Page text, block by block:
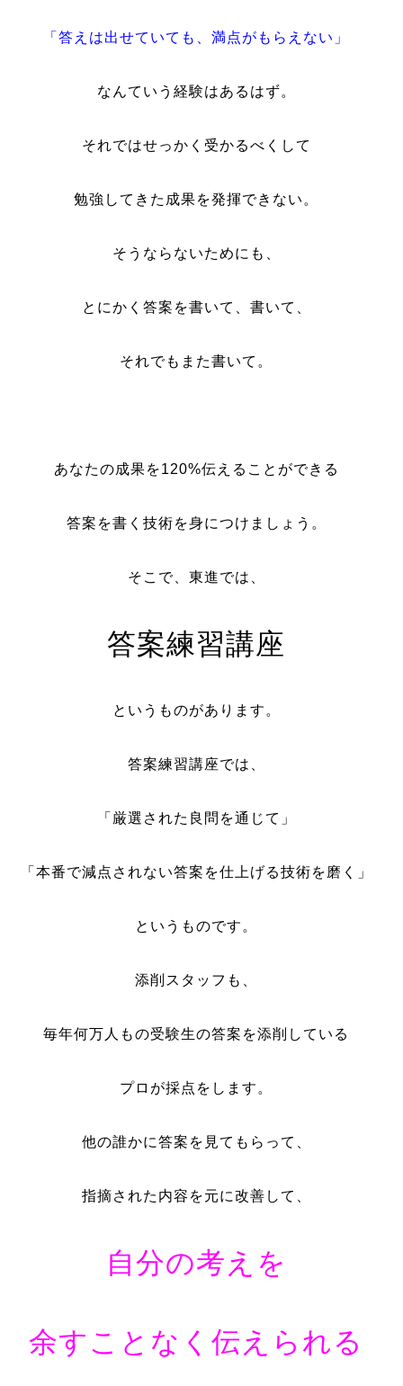
「答えは出せていても、満点がもらえない」
なんていう経験はあるはず。
それではせっかく受かるべくして
勉強してきた成果を発揮できない。
そうならないためにも、
とにかく答案を書いて、書いて、
それでもまた書いて。
あなたの成果を120%伝えることができる
答案を書く技術を身につけましょう。
そこで、東進では、
答案練習講座
というものがあります。
答案練習講座では、
「厳選された良問を通じて」
「本番で減点されない答案を仕上げる技術を磨く」
というものです。
添削スタッフも、
毎年何万人もの受験生の答案を添削している
プロが採点をします。
他の誰かに答案を見てもらって、
指摘された内容を元に改善して、
自分の考えを
余すことなく伝えられる